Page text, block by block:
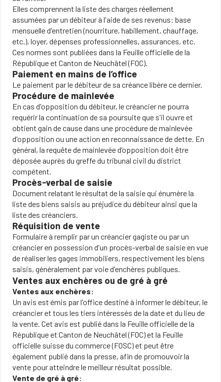
Elles comprennent la liste des charges réellement
assumées par un débiteur à l'aide de ses revenus: base
mensuelle d'entretien (nourriture, habillement, chauffage,
etc.), loyer, dépenses professionnelles, assurances, etc.
Ces normes sont publiées dans la Feuille officielle de la
République et Canton de Neuchâtel (FOC).
Paiement en mains de l’office
Le paiement par le débiteur de sa créance libère ce dernier.
Procédure de mainlevée
En cas d'opposition du débiteur, le créancier ne pourra
requérir la continuation de sa poursuite que s'il ouvre et
obtient gain de cause dans une procédure de mainlevée
d'opposition ou une action en reconnaissance de dette. En
général, la requête de mainlevée d’opposition doit être
déposée auprès du greffe du tribunal civil du district
compétent.
Procès-verbal de saisie
Document relatant le résultat de la saisie qui énumère la
liste des biens saisis au préjudice du débiteur ainsi que la
liste des créanciers.
Réquisition de vente
Formulaire à remplir par un créancier gagiste ou par un
créancier en possession d'un procès-verbal de saisie en vue
de réaliser les gages immobiliers, respectivement les biens
saisis, généralement par voie d'enchères publiques.
Ventes aux enchères ou de gré à gré
Ventes aux enchères:
Un avis est émis par l'office destiné à informer le débiteur, le
créancier et tous les tiers intéressés de la date et du lieu de
la vente. Cet avis est publié dans la Feuille officielle de la
République et Canton de Neuchâtel (FOC) et la Feuille
officielle suisse du commerce (FOSC) et peut être
également publié dans la presse, afin de promouvoir la
vente pour atteindre le meilleur résultat possible.
Vente de gré à gré: